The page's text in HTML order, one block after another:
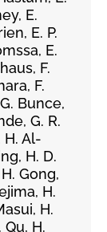
E.
E. P.
E.
F.
F.
Bunce,
G. R.
H. Al-
H. D.
Gong,
H.
H.
Qu, H.